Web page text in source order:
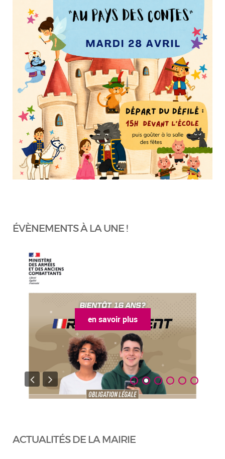
ÉVÈNEMENTS À LA UNE !
en savoir plus
ACTUALITÉS DE LA MAIRIE